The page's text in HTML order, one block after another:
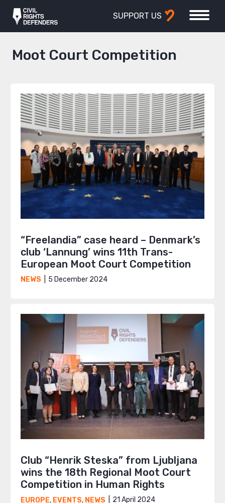
SUPPORT US
Moot Court Competition
“Freelandia” case heard – Denmark’s
club ‘Lannung’ wins 11th Trans-
European Moot Court Competition
NEWS 5 December 2024
Club “Henrik Steska” from Ljubljana
wins the 18th Regional Moot Court
Competition in Human Rights
EUROPE, EVENTS, NEWS 21 April 2024